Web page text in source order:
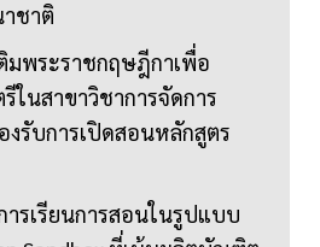
ชาติ
มพระราชกฤษฎีกาเพื่อ
นสาขาวิชาการจัดการ
งรับการเปิดสอนหลักสูตร
รเรียนการสอนในรูปแบบ